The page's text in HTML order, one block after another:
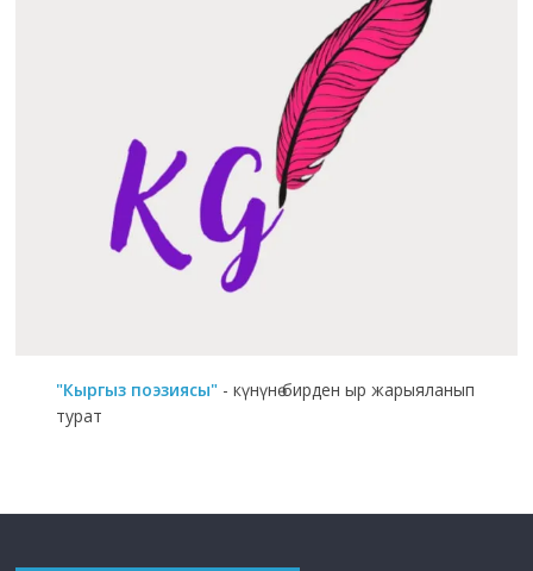
"Кыргыз поэзиясы" - күнүнө бирден ыр жарыяланып
турат